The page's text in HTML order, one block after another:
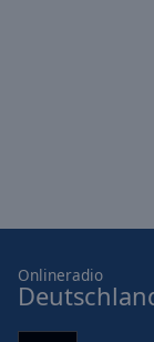
Font
Size
Onlineradio